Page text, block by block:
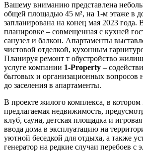
Вашему вниманию представлена
общей площадью 45 м², на 1-м этаже в
запланирована на конец мая 2023 года.
планировке – совмещенная с кухней
санузел и балкон. Апартаменты
чистовой отделкой, кухонным
Планируя ремонт т обустройство
услуге компании 1-Property –
бытовых и организационных вопросов
до заселения в апартаменты.
В проекте жилого комплекса, в котором
предлагаемая недвижимость,
клуб, сауна, детская площадка и
ввода дома в эксплуатацию на
уютной беседкой для отдыха, а также
генератор на редкие случаи перебоев с